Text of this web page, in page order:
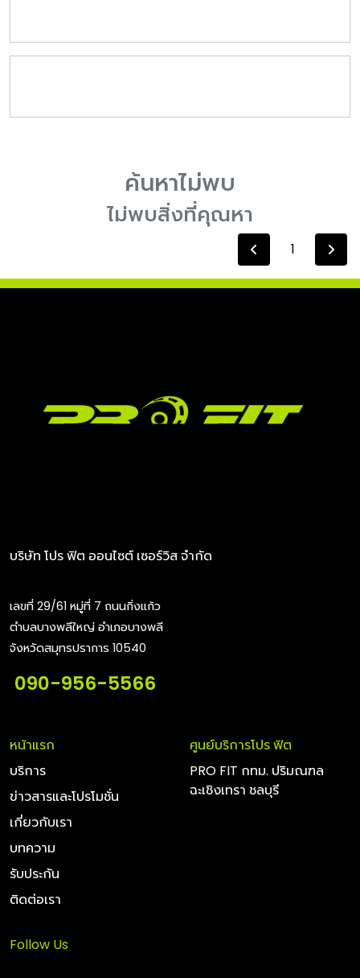
ค้นหาไม่พบ
ไม่พบสิ่งที่คุณหา
1
บริษัท โปร ฟิต ออนไซต์ เซอร์วิส จำกัด
เลขที่ 29/61 หมู่ที่ 7 ถนนกิ่งแก้ว
ตำบลบางพลีใหญ่ อำเภอบางพลี
จังหวัดสมุทรปราการ 10540
090-956-5566
หน้าแรก
บริการ
ข่าวสารและโปรโมชั่น
เกี่ยวกับเรา
บทความ
รับประกัน
ติดต่อเรา
ศูนย์บริการโปร ฟิต
PRO FIT กทม. ปริมณฑล
ฉะเชิงเทรา ชลบุรี
Follow Us